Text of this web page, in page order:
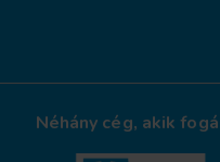
Néhány cég, akik